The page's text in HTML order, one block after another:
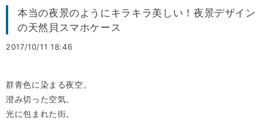
本当の夜景のようにキラキラ美しい！夜景デザイン
の天然貝スマホケース
2017/10/11 18:46
群青色に染まる夜空。
澄み切った空気。
光に包まれた街。